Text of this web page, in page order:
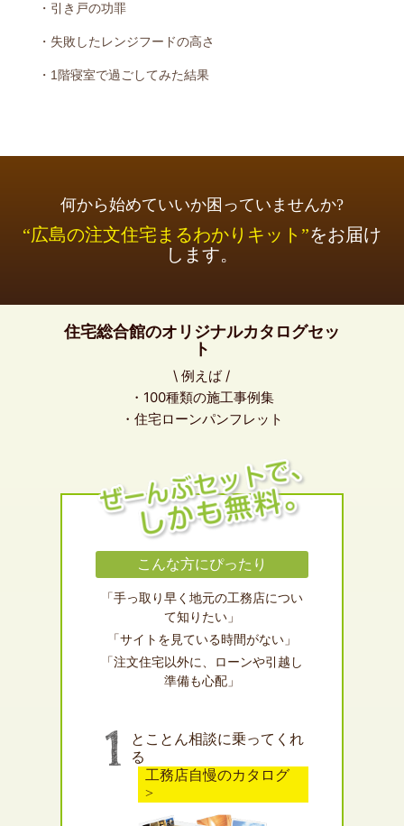
・引き戸の功罪
・失敗したレンジフードの高さ
・1階寝室で過ごしてみた結果
何から始めていいか困っていませんか?
“広島の注文住宅まるわかりキット”をお届け
します。
住宅総合館のオリジナルカタログセッ
ト
\ 例えば /
・100種類の施工事例集
・住宅ローンパンフレット
こんな方にぴったり
「手っ取り早く地元の工務店につい
て知りたい」
「サイトを見ている時間がない」
「注文住宅以外に、ローンや引越し
準備も心配」
とことん相談に乗ってくれ
る
工務店自慢のカタログ
>